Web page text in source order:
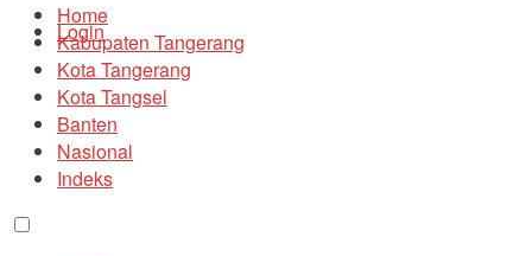
Login
Home
Kabupaten Tangerang
Kota Tangerang
Kota Tangsel
Banten
Nasional
Indeks